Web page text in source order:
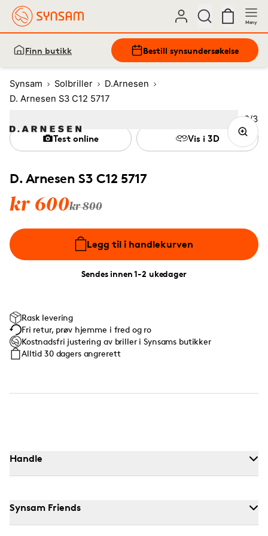
Meny
Finn butikk Bestill synsundersøkelse
Synsam Solbriller
D.Arnesen
D. Arnesen S3 C12 5717
D. Arnesen S3 C12 5717
kr 600kr 800
Legg til i handlekurven
Sendes innen 1-2 ukedager
Test online Vis i 3D
Rask levering
Fri retur, prøv hjemme i fred og ro
Kostnadsfri justering av briller i Synsams butikker
Alltid 30 dagers angrerett
Bilde
2/3
Image 1 3
Handle
Synsam Friends